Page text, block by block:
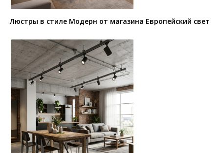
Люстры в стиле Модерн от магазина Европейский свет